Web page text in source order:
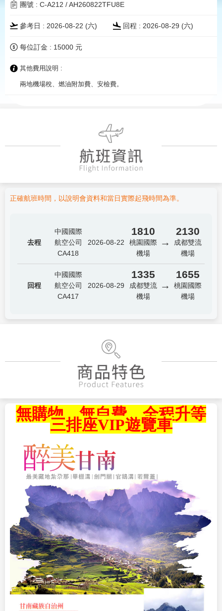
團號 : C-A212 / AH260822TFU8E
參考日 : 2026-08-22 (六) 回程 : 2026-08-29 (六)
每位訂金 : 15000 元
其他費用說明 :
兩地機場稅、燃油附加費、安檢費。
正確航班時間，以說明會資料和當日實際起飛時間為準。
去程
中國國際
航空公司
CA418
2026-08-22
1810
桃園國際
機場
→
2130
成都雙流
機場
回程
中國國際
航空公司
CA417
2026-08-29
1335
成都雙流
機場
→
1655
桃園國際
機場
無購物、無自費、全程升等
三排座VIP遊覽車